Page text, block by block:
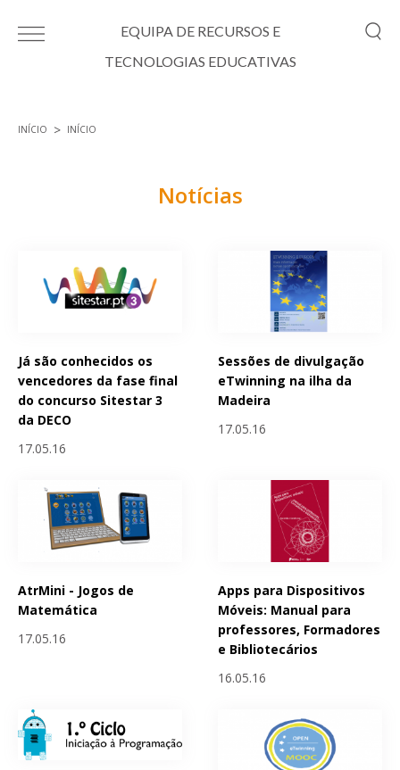
EQUIPA DE RECURSOS E
TECNOLOGIAS EDUCATIVAS
INÍCIO INÍCIO
Notícias
Já são conhecidos os
vencedores da fase final
do concurso Sitestar 3
da DECO
17.05.16
Sessões de divulgação
eTwinning na ilha da
Madeira
17.05.16
AtrMini - Jogos de
Matemática
17.05.16
Apps para Dispositivos
Móveis: Manual para
professores, Formadores
e Bibliotecários
16.05.16
Páginas